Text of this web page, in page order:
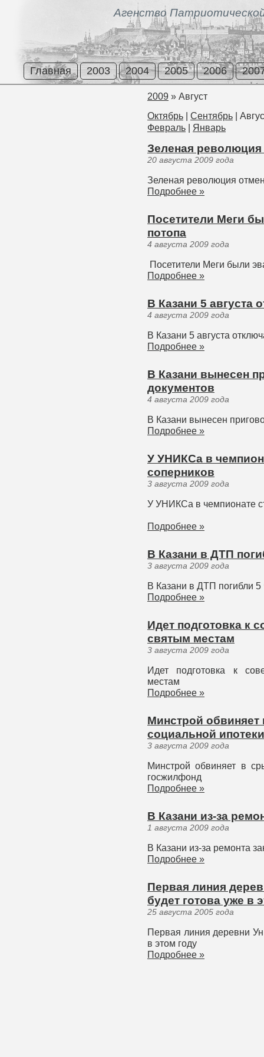
Агенство
Главная 2003 2004 2005 2006
2009 » Август
Октябрь
Сентябрь
Февраль
Январь
Зеленая революция
20 августа 2009 года
Зеленая революция
Подробнее »
Посетители Меги
потопа
4 августа 2009 года
Посетители Меги были
Подробнее »
В Казани 5 августа
4 августа 2009 года
В Казани 5 августа
Подробнее »
В Казани вынесен
документов
4 августа 2009 года
В Казани вынесен
Подробнее »
У УНИКСа в
соперников
3 августа 2009 года
У УНИКСа в чемпионате
Подробнее »
В Казани в ДТП
3 августа 2009 года
В Казани в ДТП погибли 5
Подробнее »
Идет подготовка к
святым местам
3 августа 2009 года
Идет подготовка к
местам
Подробнее »
Минстрой
социальной
3 августа 2009 года
Минстрой обвиняет в
госжилфонд
Подробнее »
В Казани из-за
1 августа 2009 года
В Казани из-за ремонта
Подробнее »
Первая линия
будет готова уже в
25 августа 2005 года
Первая линия деревни
в этом году
Подробнее »